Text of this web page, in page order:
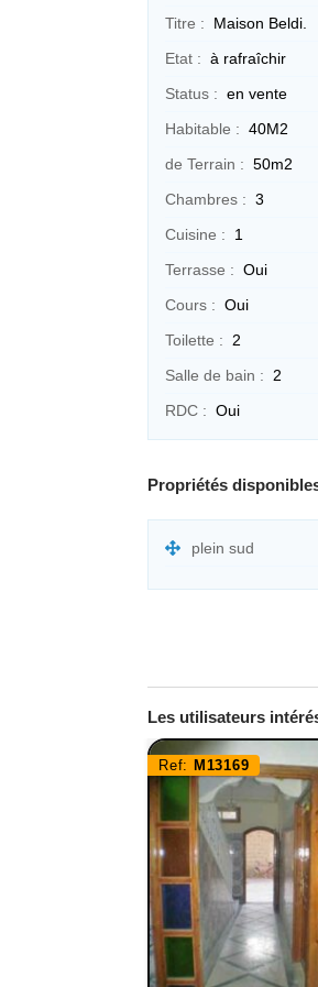
Titre :
Maison Beldi.
Etat : à rafraîchir
Status : en vente
Habitable : 40M2
de Terrain : 50m2
Chambres : 3
Cuisine :
1
Terrasse : Oui
Cours : Oui
Toilette :
2
Salle de bain :
2
RDC : Oui
Propriétés
plein sud
Les utilisateurs
Ref: M13169